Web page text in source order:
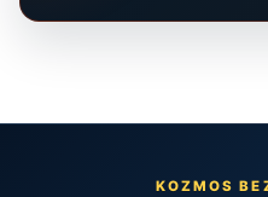
KOZMOS